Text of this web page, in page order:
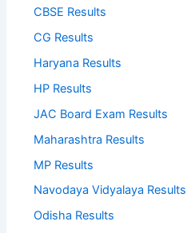
CBSE Results
CG Results
Haryana Results
HP Results
JAC Board Exam Results
Maharashtra Results
MP Results
Navodaya Vidyalaya Results
Odisha Results